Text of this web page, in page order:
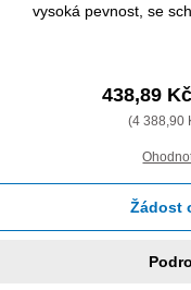
vysoká pevnost, se
438,89
(4 388,90
Žádost